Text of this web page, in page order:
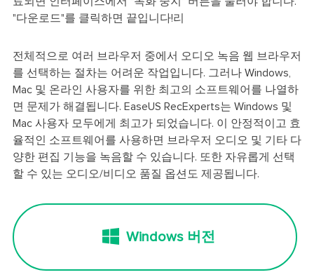
"다운로드"를 클릭하면 끝입니다!리
전체적으로 여러 브라우저 중에서 오디오 녹음 웹 브라우저
를 선택하는 절차는 어려운 작업입니다. 그러나 Windows,
Mac 및 온라인 사용자를 위한 최고의 소프트웨어를 나열하
면 문제가 해결됩니다. EaseUS RecExperts는 Windows 및
Mac 사용자 모두에게 최고가 되었습니다. 이 안정적이고 효
율적인 소프트웨어를 사용하면 브라우저 오디오 및 기타 다
양한 편집 기능을 녹음할 수 있습니다. 또한 자유롭게 선택
할 수 있는 오디오/비디오 품질 옵션도 제공됩니다.
Windows 버전